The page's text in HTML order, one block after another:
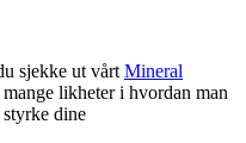
sjekke ut vårt Mineral
likheter i hvordan man
dine